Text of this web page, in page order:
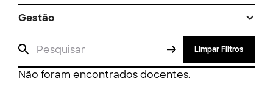
Gestão
Limpar Filtros
Não foram encontrados docentes.